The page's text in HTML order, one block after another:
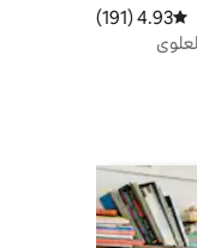
متوسط التقييم 4.93 من 5، 191 مراجعات
4.93 (191)